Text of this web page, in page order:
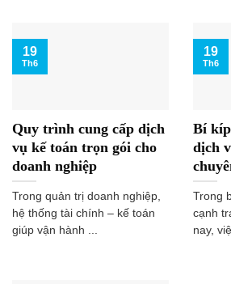
Quy trình cung cấp dịch
vụ kế toán trọn gói cho
doanh nghiệp
Trong quản trị doanh nghiệp,
hệ thống tài chính – kế toán
giúp vận hành ...
19
Th6
Bí
dịch
Trong
cạnh
nay,
19
Th6